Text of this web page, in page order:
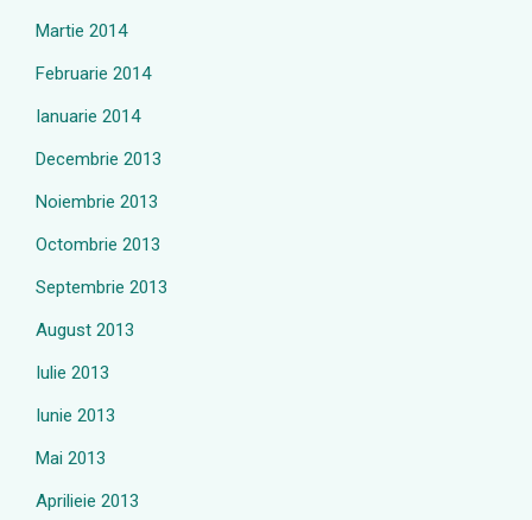
Martie 2014
Februarie 2014
Ianuarie 2014
Decembrie 2013
Noiembrie 2013
Octombrie 2013
Septembrie 2013
August 2013
Iulie 2013
Iunie 2013
Mai 2013
Aprilieie 2013